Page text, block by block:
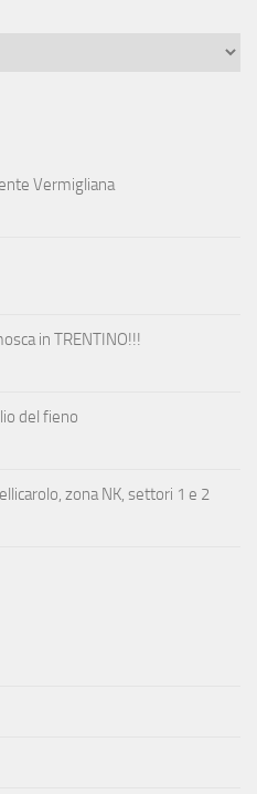
Vermigliana
in TRENTINO!!!
del fieno
zona NK, settori 1 e 2